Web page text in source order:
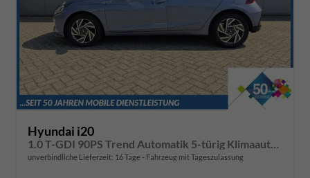
Hyundai i20
unverbindliche Lieferzeit: 16 Tage Fahrzeug mit Tageszulassung